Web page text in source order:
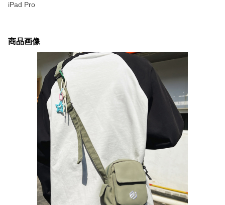
iPad Pro
商品画像